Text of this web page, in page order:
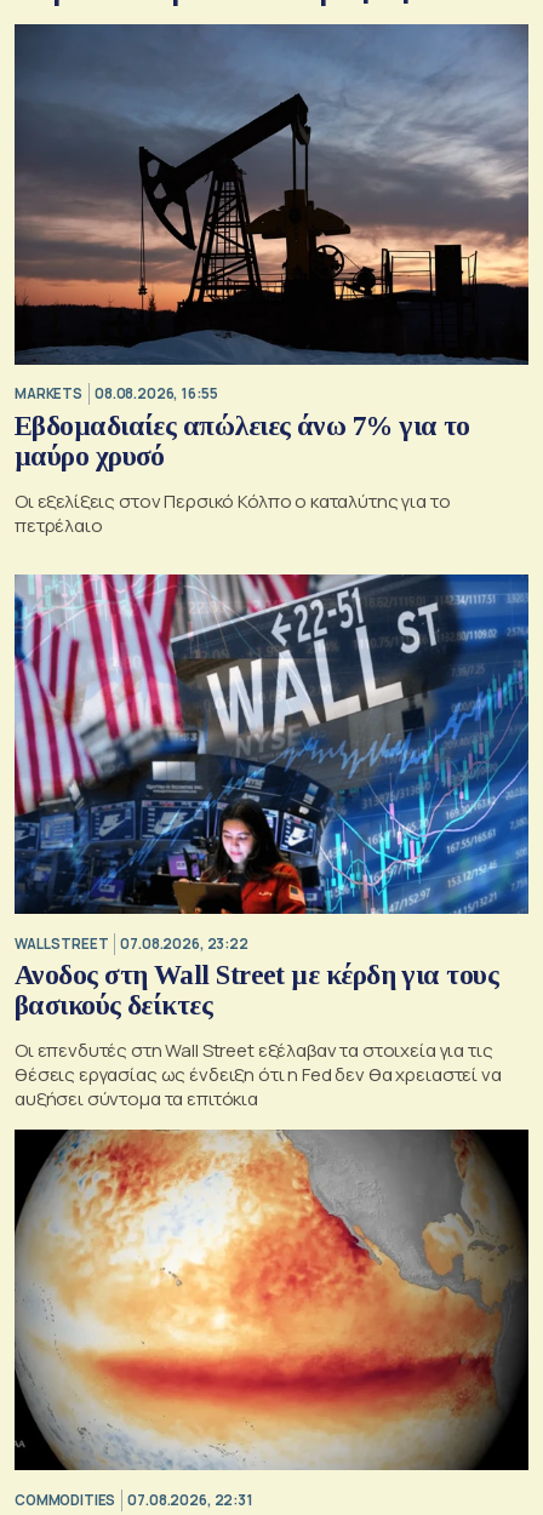
MARKETS 08.08.2026, 16:55
Εβδομαδιαίες απώλειες άνω 7% για το
μαύρο χρυσό
Οι εξελίξεις στον Περσικό Κόλπο ο καταλύτης για το
πετρέλαιο
WALL STREET 07.08.2026, 23:22
Ανοδος στη Wall Street με κέρδη για τους
βασικούς δείκτες
Οι επενδυτές στη Wall Street εξέλαβαν τα στοιχεία για τις
θέσεις εργασίας ως ένδειξη ότι η Fed δεν θα χρειαστεί να
αυξήσει σύντομα τα επιτόκια
COMMODITIES 07.08.2026, 22:31